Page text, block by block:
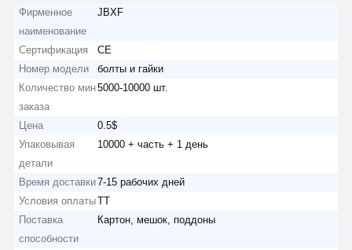
Фирменное
наименование
JBXF
Сертификация
CE
Номер модели
болты и гайки
Количество мин
заказа
5000-10000 шт.
Цена
0.5$
Упаковывая
детали
10000 + часть + 1 день
Время доставки7-15 рабочих дней
Условия оплатыТТ
Поставка
способности
Картон, мешок, поддоны